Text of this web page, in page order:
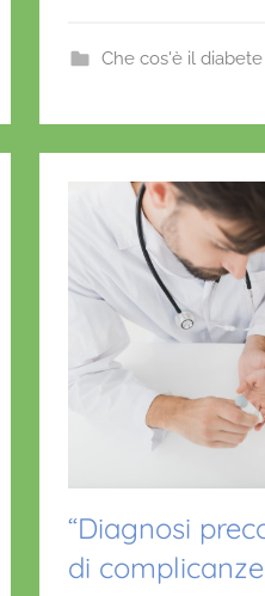
b
o
k
Che cos'è il diabete
“Diagnosi
di